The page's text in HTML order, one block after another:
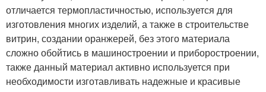
отличается термопластичностью, используется для
изготовления многих изделий, а также в строительстве
витрин, создании оранжерей, без этого материала
сложно обойтись в машиностроении и приборостроении,
также данный материал активно используется при
необходимости изготавливать надежные и красивые